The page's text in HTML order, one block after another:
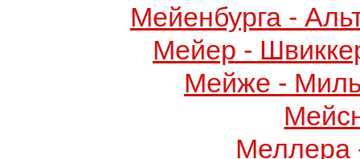
Мейенбурга -
Мейер -
Мейже -
Меллера